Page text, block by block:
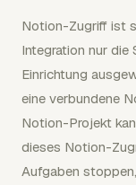
Notion-Zugriff ist
Integration nur die
Einrichtung
eine verbundene
Notion-Projekt
dieses Notion-
Aufgaben